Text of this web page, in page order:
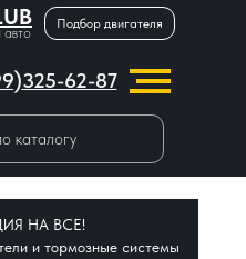
авто
Подбор двигателя
62-87
каталогу
НА ВСЕ!
и тормозные системы